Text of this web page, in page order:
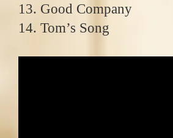
13. Good Company
14. Tom’s Song